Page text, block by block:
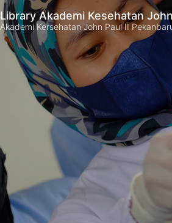
Library Akademi Kesehatan
Akademi Kersehatan John Paul II